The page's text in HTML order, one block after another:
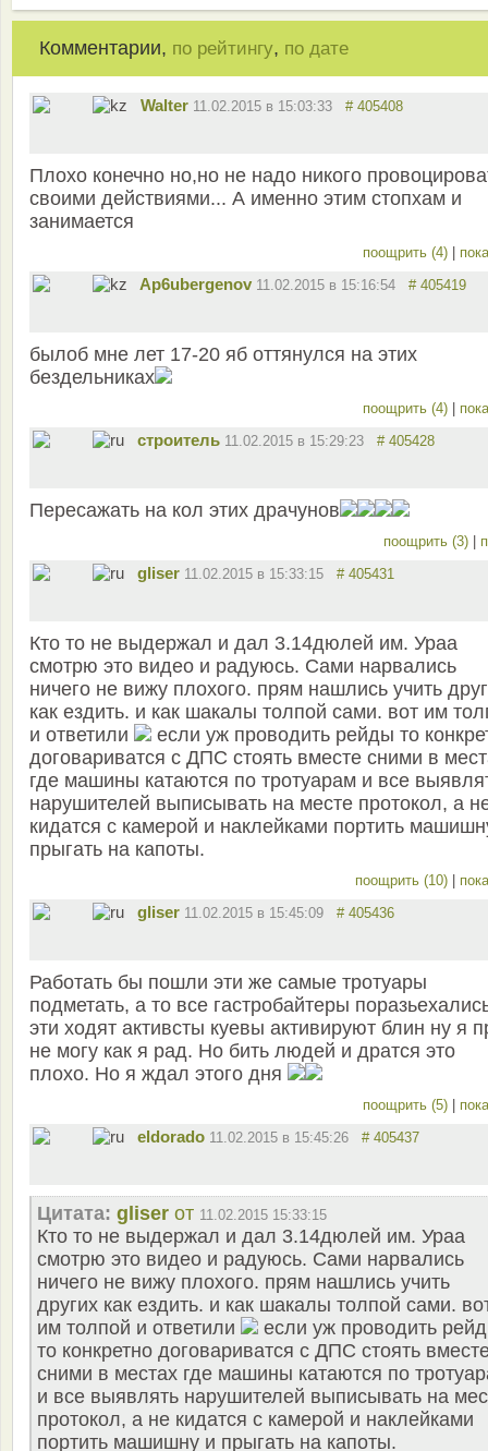
Комментарии, по рейтингу, по дате
Walter 11.02.2015 в 15:03:33 # 405408
Плохо конечно но,но не надо никого
своими действиями... А именно этим стопхам и
занимается
поощрить (4)
Ap6ubergenov 11.02.2015 в 15:16:54 # 405419
былоб мне лет 17-20 яб оттянулся на этих
бездельниках
поощрить (4)
строитель 11.02.2015 в 15:29:23 # 405428
Пересажать на кол этих драчунов
поощрить (3)
gliser 11.02.2015 в 15:33:15 # 405431
Кто то не выдержал и дал 3.14дюлей им. Ураа
смотрю это видео и радуюсь. Сами нарвались
ничего не вижу плохого. прям нашлись учить
как ездить. и как шакалы толпой сами. вот им
и ответили
если уж проводить рейды то
договариватся с ДПС стоять вместе сними в
где машины катаются по тротуарам и все
нарушителей выписывать на месте протокол, а
кидатся с камерой и наклейками портить
прыгать на капоты.
поощрить (10)
gliser 11.02.2015 в 15:45:09 # 405436
Работать бы пошли эти же самые тротуары
подметать, а то все гастробайтеры
эти ходят активсты куевы активируют блин ну я
не могу как я рад. Но бить людей и дратся это
плохо. Но я ждал этого дня
поощрить (5)
eldorado 11.02.2015 в 15:45:26 # 405437
Цитата: gliser от 11.02.2015 15:33:15
Кто то не выдержал и дал 3.14дюлей им. Ураа
смотрю это видео и радуюсь. Сами нарвались
ничего не вижу плохого. прям нашлись учить
других как ездить. и как шакалы толпой сами.
им толпой и ответили
если уж проводить
то конкретно договариватся с ДПС стоять
сними в местах где машины катаются по
и все выявлять нарушителей выписывать на
протокол, а не кидатся с камерой и наклейками
портить машишну и прыгать на капоты.